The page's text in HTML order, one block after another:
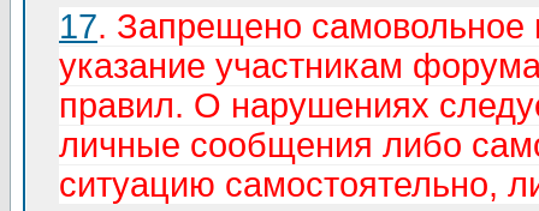
17. Запрещено самовольное
указание участникам
правил. О нарушениях
личные сообщения либо
ситуацию самостоятельно,